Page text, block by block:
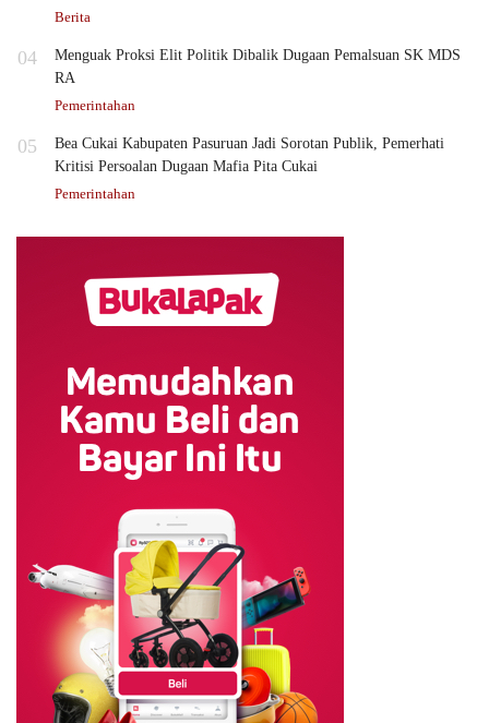
Berita
04
Menguak Proksi Elit Politik Dibalik Dugaan Pemalsuan SK MDS
RA
Pemerintahan
05
Bea Cukai Kabupaten Pasuruan Jadi Sorotan Publik, Pemerhati
Kritisi Persoalan Dugaan Mafia Pita Cukai
Pemerintahan